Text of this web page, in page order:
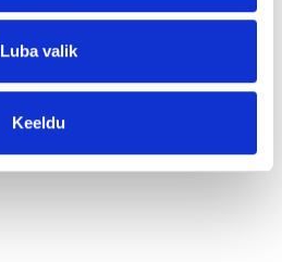
Luba valik
Keeldu